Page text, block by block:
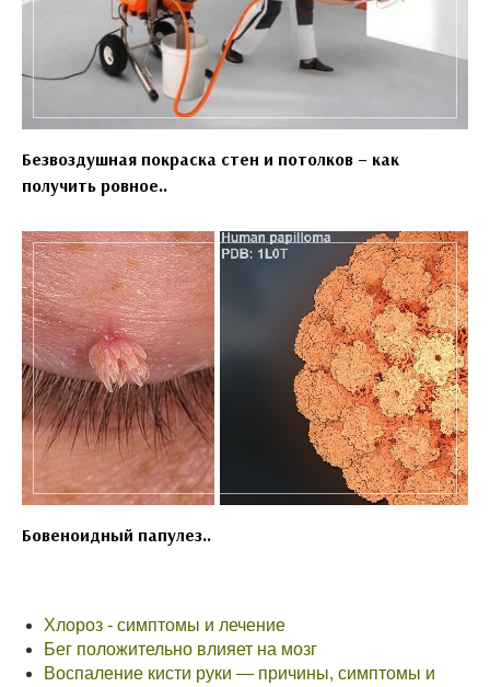
Безвоздушная покраска стен и потолков – как
получить ровное..
Бовеноидный папулез..
Хлороз - симптомы и лечение
Бег положительно влияет на мозг
Воспаление кисти руки — причины, симптомы и